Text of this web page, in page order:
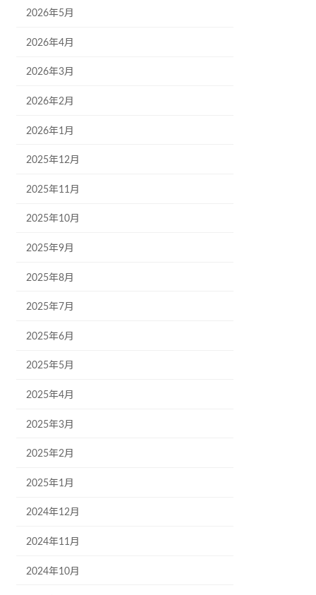
2026年5月
2026年4月
2026年3月
2026年2月
2026年1月
2025年12月
2025年11月
2025年10月
2025年9月
2025年8月
2025年7月
2025年6月
2025年5月
2025年4月
2025年3月
2025年2月
2025年1月
2024年12月
2024年11月
2024年10月